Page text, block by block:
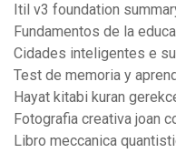
Itil v3 foundation
Fundamentos de la
Cidades inteligentes e
Test de memoria y
Hayat kitabi kuran
Fotografia creativa joan
Libro meccanica